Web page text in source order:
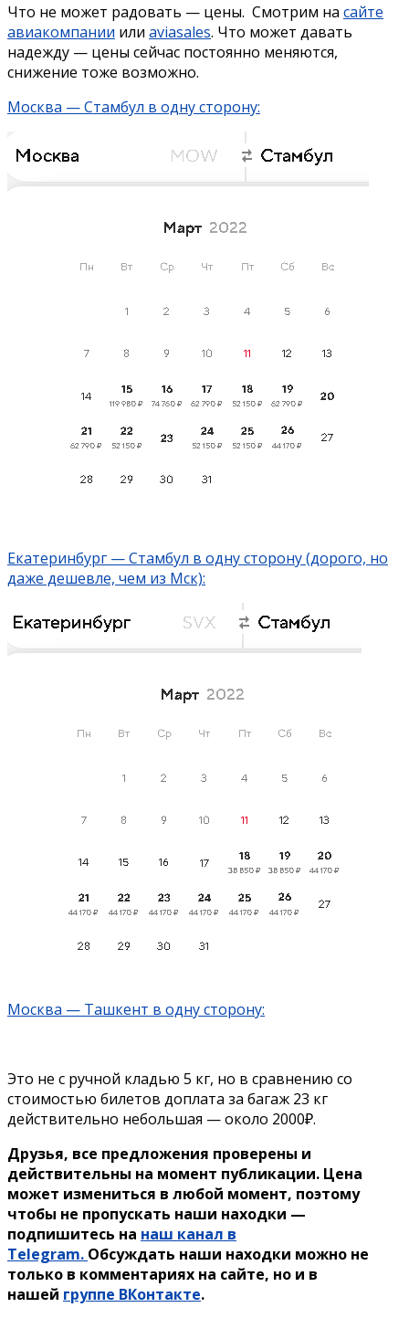
Что не может радовать — цены. Смотрим на сайте
авиакомпании или aviasales. Что может давать
надежду — цены сейчас постоянно меняются,
снижение тоже возможно.
Москва — Стамбул в одну сторону:
Екатеринбург — Стамбул в одну сторону (дорого, но
даже дешевле, чем из Мск):
Москва — Ташкент в одну сторону:
Это не с ручной кладью 5 кг, но в сравнению со
стоимостью билетов доплата за багаж 23 кг
действительно небольшая — около 2000₽.
Друзья, все предложения проверены и
действительны на момент публикации. Цена
может измениться в любой момент, поэтому
чтобы не пропускать наши находки —
подпишитесь на наш канал в
Telegram. Обсуждать наши находки можно не
только в комментариях на сайте, но и в
нашей группе ВКонтакте.